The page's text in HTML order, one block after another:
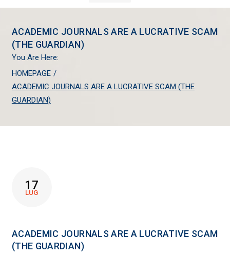
ACADEMIC JOURNALS ARE A LUCRATIVE SCAM
(THE GUARDIAN)
You Are Here:
HOMEPAGE /
ACADEMIC JOURNALS ARE A LUCRATIVE SCAM (THE
GUARDIAN)
17
LUG
ACADEMIC JOURNALS ARE A LUCRATIVE SCAM
(THE GUARDIAN)